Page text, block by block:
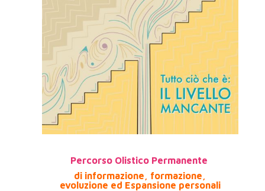
Percorso Olistico Permanente
di informazione, formazione,
evoluzione ed Espansione personali